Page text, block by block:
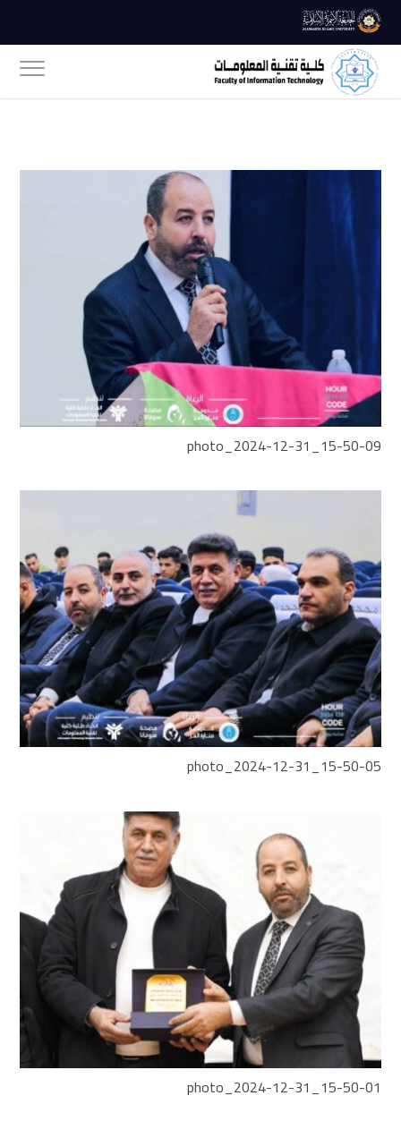
photo_2024-12-31_15-50-09
photo_2024-12-31_15-50-05
photo_2024-12-31_15-50-01